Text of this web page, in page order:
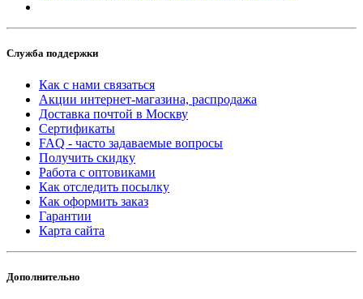
Служба поддержки
Как с нами связаться
Акции интернет-магазина, распродажа
Доставка почтой в Москву
Сертификаты
FAQ - часто задаваемые вопросы
Получить скидку
Работа с оптовиками
Как отследить посылку
Как оформить заказ
Гарантии
Карта сайта
Дополнительно